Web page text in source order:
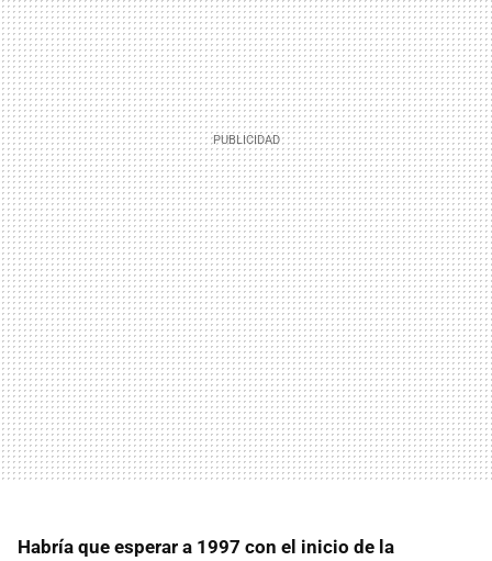
Habría que esperar a 1997 con el inicio de la